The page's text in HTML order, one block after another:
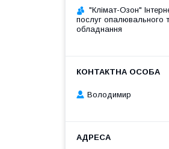
"Клімат-Озон"
послуг опалювального
обладнання
Володимир